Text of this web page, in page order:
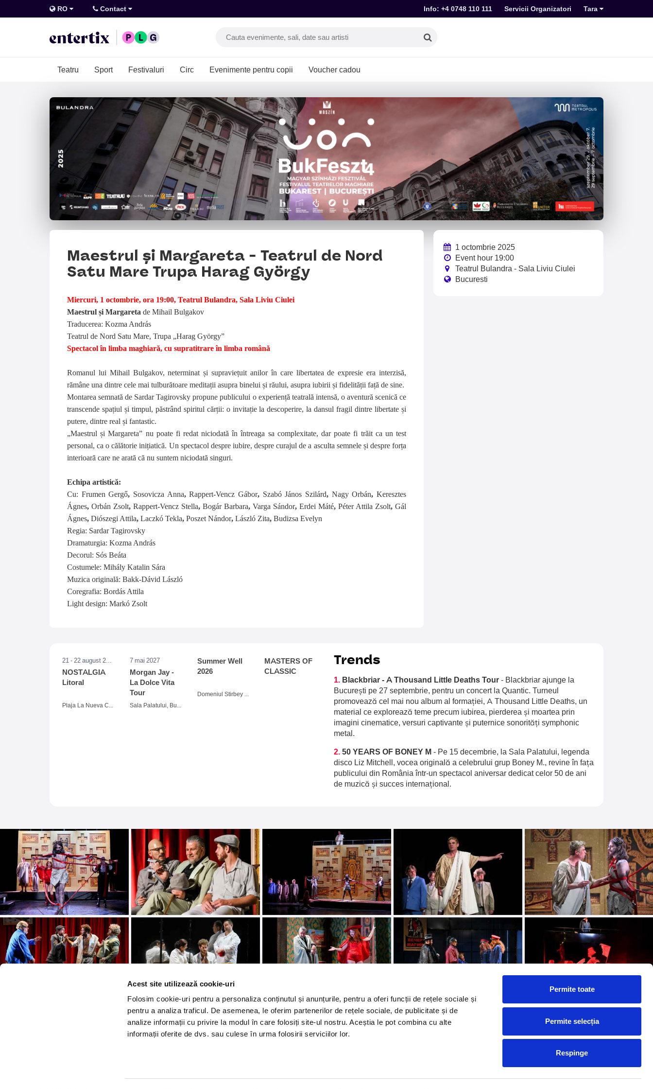
Acest site utilizează cookie-uri
Folosim cookie-uri pentru a personaliza conținutul și anunțurile, pentru a oferi funcții de rețele sociale și
pentru a analiza traficul. De asemenea, le oferim partenerilor de rețele sociale, de publicitate și de
analize informații cu privire la modul în care folosiți site-ul nostru. Aceștia le pot combina cu alte
informații oferite de dvs. sau culese în urma folosirii serviciilor lor.
Permite toate
Permite selecția
Respinge
RO Contact Info: +4 0748 110 111 Servicii Organizatori Tara
Teatru Sport Festivaluri Circ Evenimente pentru copii Voucher cadou
Maestrul și Margareta - Teatrul de Nord
Satu Mare Trupa Harag György
Miercuri, 1 octombrie, ora 19:00, Teatrul Bulandra, Sala Liviu Ciulei
Maestrul și Margareta de Mihail Bulgakov
Traducerea: Kozma András
Teatrul de Nord Satu Mare, Trupa „Harag György”
Spectacol în limba maghiară, cu supratitrare în limba română
Romanul lui Mihail Bulgakov, neterminat și supraviețuit anilor în care libertatea de expresie era interzisă,
rămâne una dintre cele mai tulburătoare meditații asupra binelui și răului, asupra iubirii și fidelității față de sine.
Montarea semnată de Sardar Tagirovsky propune publicului o experiență teatrală intensă, o aventură scenică ce
transcende spațiul și timpul, păstrând spiritul cărții: o invitație la descoperire, la dansul fragil dintre libertate și
putere, dintre real și fantastic.
„Maestrul și Margareta” nu poate fi redat niciodată în întreaga sa complexitate, dar poate fi trăit ca un test
personal, ca o călătorie inițiatică. Un spectacol despre iubire, despre curajul de a asculta semnele și despre forța
interioară care ne arată că nu suntem niciodată singuri.
Echipa artistică:
Cu: Frumen Gergő, Sosovicza Anna,Rappert-Vencz Gábor, Szabó János Szilárd, Nagy Orbán,Keresztes
Ágnes, Orbán Zsolt, Rappert-Vencz Stella, Bogár Barbara, Varga Sándor, Erdei Máté, Péter Attila Zsolt, Gál
Ágnes, Diószegi Attila, Laczkó Tekla, Poszet Nándor, László Zita, Budizsa Evelyn
Regia: Sardar Tagirovsky
Dramaturgia: Kozma András
Decorul: Sós Beáta
Costumele: Mihály Katalin Sára
Muzica originală: Bakk-Dávid László
Coregrafia: Bordás Attila
Light design: Markó Zsolt
1 octombrie 2025
Event hour 19:00
Teatrul Bulandra - Sala Liviu Ciulei
Bucuresti
21 - 22 august 2026
NOSTALGIA
Litoral
Plaja La Nueva Cucaracha, Mamaia
7 mai 2027
Morgan Jay -
La Dolce Vita
Tour
Sala Palatului, Bucuresti
Summer Well
2026
Domeniul Stirbey Voda, Buftea
MASTERS OF
CLASSIC
Trends
1. Blackbriar - A Thousand Little Deaths Tour - Blackbriar ajunge la
București pe 27 septembrie, pentru un concert la Quantic. Turneul
promovează cel mai nou album al formației, A Thousand Little Deaths, un
material ce explorează teme precum iubirea, pierderea și moartea prin
imagini cinematice, versuri captivante și puternice sonorități symphonic
metal.
2. 50 YEARS OF BONEY M - Pe 15 decembrie, la Sala Palatului, legenda
disco Liz Mitchell, vocea originală a celebrului grup Boney M., revine în fața
publicului din România într-un spectacol aniversar dedicat celor 50 de ani
de muzică și succes internațional.